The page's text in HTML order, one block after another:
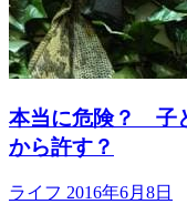
本当に危険？ 子
から許す？
ライフ 2016年6月8日